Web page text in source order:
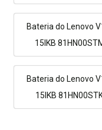
Bateria do Lenovo
15IKB
Bateria do Lenovo
15IKB